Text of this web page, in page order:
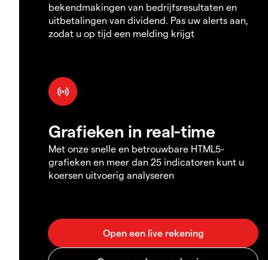
bekendmakingen van bedrijfsresultaten en
uitbetalingen van dividend. Pas uw alerts aan,
zodat u op tijd een melding krijgt
Grafieken in real-time
Met onze snelle en betrouwbare HTML5-
grafieken en meer dan 25 indicatoren kunt u
koersen uitvoerig analyseren